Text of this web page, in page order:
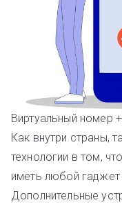
Виртуальный номер
Как внутри страны,
технологии в том,
иметь любой гаджет
Дополнительные